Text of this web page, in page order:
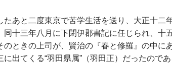
あと二度東京で苦学生活を送り、大正十二
同十三年八月に下閉伊郡書記に任じられ、十
のときの上司が、賢治の『春と修羅』の中に
に出てくる“羽田県属”（羽田正）だったのであ